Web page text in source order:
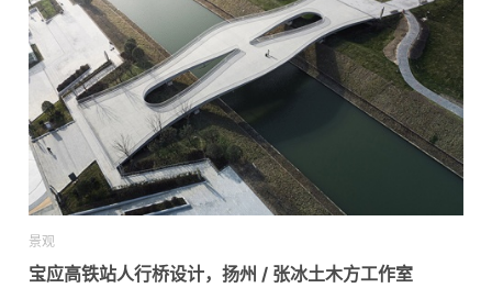
景观
宝应高铁站人行桥设计，扬州 / 张冰土木方工作室